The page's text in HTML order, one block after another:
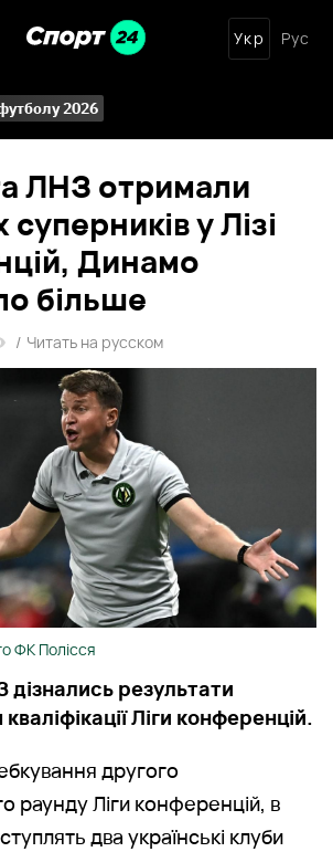
Укр Рус
2026
ЛНЗ отримали
у Лізі
Динамо
більше
/ Читать на русском
ФК Полісся
дізнались результати
Ліги конференцій.
другого
раунду Ліги конференцій, в
два українські клуби